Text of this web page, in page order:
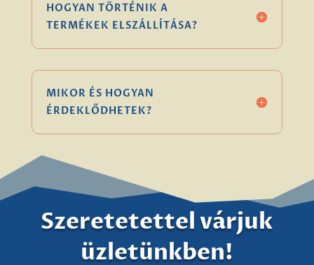
HOGYAN TÖRTÉNIK A
TERMÉKEK ELSZÁLLÍTÁSA?
MIKOR ÉS HOGYAN
ÉRDEKLŐDHETEK?
Szeretetettel várjuk
üzletünkben!